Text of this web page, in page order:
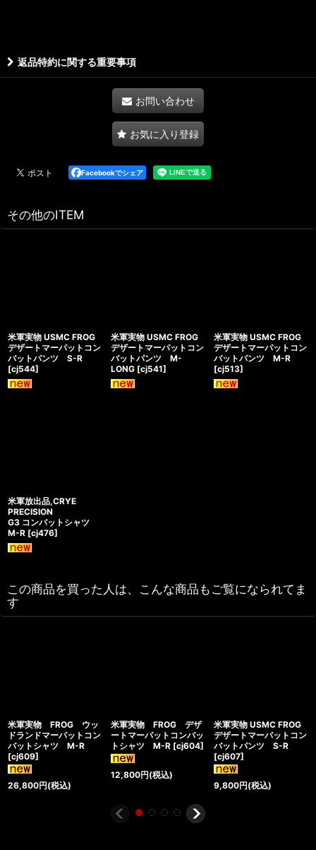
返品特約に関する重要事項
お問い合わせ
お気に入り登録
Facebookでシェア
その他のITEM
米軍実物 USMC FROG
デザートマーパットコン
バットパンツ S-R
[cj544]
米軍実物 USMC FROG
デザートマーパットコン
バットパンツ M-
LONG [cj541]
米軍実物 USMC FROG
デザートマーパットコン
バットパンツ M-R
[cj513]
米軍放出品,CRYE
PRECISION
G3 コンバットシャツ
M-R [cj476]
この商品を買った人は、こんな商品もご覧になられてま
す
米軍実物 FROG ウッ
ドランドマーパットコン
バットシャツ M-R
[cj609]
26,800円(税込)
米軍実物 FROG デザ
ートマーパットコンバッ
トシャツ M-R [cj604]
12,800円(税込)
米軍実物 USMC FROG
デザートマーパットコン
バットパンツ S-R
[cj607]
9,800円(税込)